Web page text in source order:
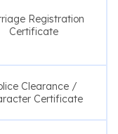
Registration
Certificate
Clearance /
Certificate